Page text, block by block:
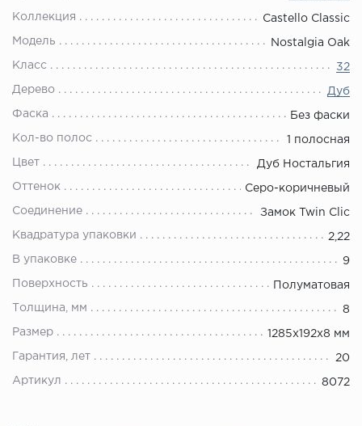
Коллекция Castello Classic
Модель Nostalgia Oak
Класс 32
Дерево Дуб
Фаска Без фаски
Кол-во полос 1 полосная
Цвет Дуб Ностальгия
Оттенок Серо-коричневый
Соединение Замок Twin Clic
Квадратура упаковки 2,22
В упаковке 9
Поверхность Полуматовая
Толщина, мм 8
Размер 1285x192x8 мм
Гарантия, лет 20
Артикул 8072